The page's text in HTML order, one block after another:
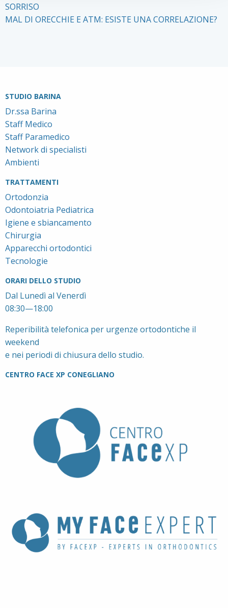
SORRISO
MAL DI ORECCHIE E ATM: ESISTE UNA CORRELAZIONE?
STUDIO BARINA
Dr.ssa Barina
Staff Medico
Staff Paramedico
Network di specialisti
Ambienti
TRATTAMENTI
Ortodonzia
Odontoiatria Pediatrica
Igiene e sbiancamento
Chirurgia
Apparecchi ortodontici
Tecnologie
ORARI DELLO STUDIO
Dal Lunedì al Venerdì
08:30—18:00
Reperibilità telefonica per urgenze ortodontiche il
weekend
e nei periodi di chiusura dello studio.
CENTRO FACE XP CONEGLIANO